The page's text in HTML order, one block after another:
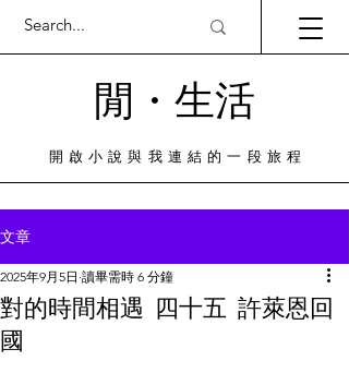
閒・​生活
​開啟小說與我連結的一段旅程
文章
對的時間相遇 四十五 許萊恩回
國
2025年9月5日 讀畢需時 6 分鐘